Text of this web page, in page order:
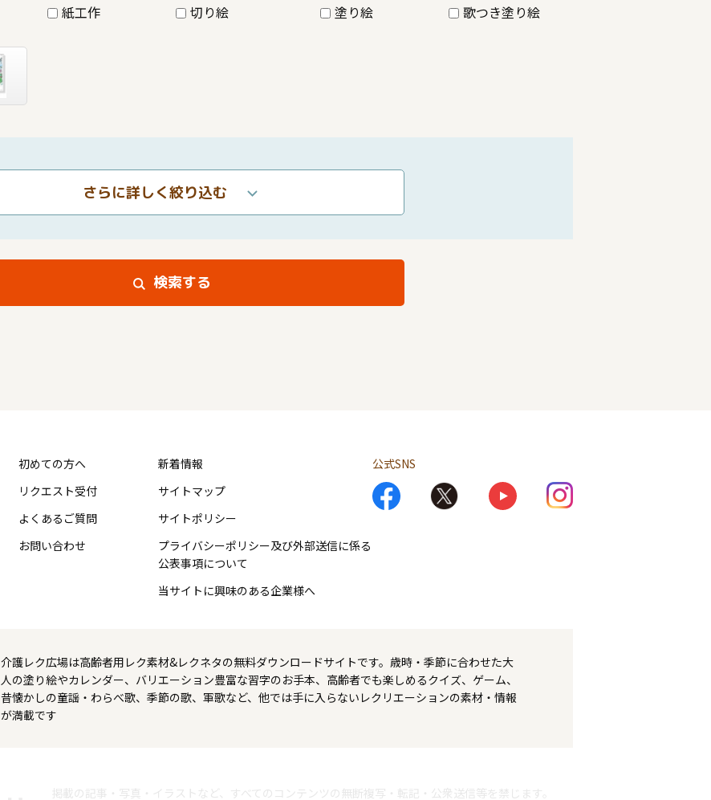
紙工作 切り絵 塗り絵 歌つき塗り絵
さらに詳しく絞り込む
検索する
初めての方へ
リクエスト受付
よくあるご質問
お問い合わせ
新着情報
サイトマップ
サイトポリシー
プライバシーポリシー及び外部送信に係る
公表事項について
当サイトに興味のある企業様へ
公式SNS
介護レク広場は高齢者用レク素材&レクネタの無料ダウンロードサイトです。歳時・季節に合わせた大
人の塗り絵やカレンダー、バリエーション豊富な習字のお手本、高齢者でも楽しめるクイズ、ゲーム、
昔懐かしの童謡・わらべ歌、季節の歌、軍歌など、他では手に入らないレクリエーションの素材・情報
が満載です